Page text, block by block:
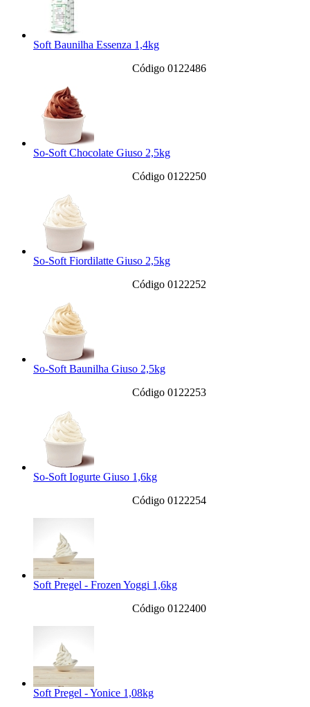
Soft Baunilha Essenza 1,4kg
Código 0122486
So-Soft Chocolate Giuso 2,5kg
Código 0122250
So-Soft Fiordilatte Giuso 2,5kg
Código 0122252
So-Soft Baunilha Giuso 2,5kg
Código 0122253
So-Soft Iogurte Giuso 1,6kg
Código 0122254
Soft Pregel - Frozen Yoggi 1,6kg
Código 0122400
Soft Pregel - Yonice 1,08kg